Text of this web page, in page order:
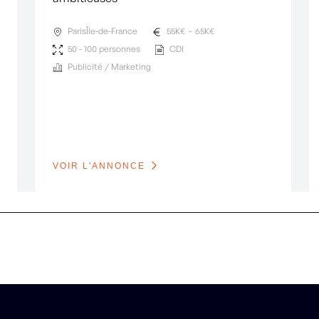
ParisÎle-de-France 55K€ - 65K€
50 - 100 personnes
CDI
Publicité / Marketing
VOIR L'ANNONCE